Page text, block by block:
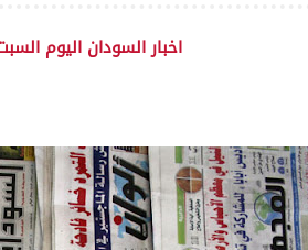
اخبار السودان اليوم السبت